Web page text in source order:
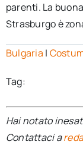
parenti. La
Strasburgo è
Bulgaria |
Tag:
Hai notato
Contattaci a